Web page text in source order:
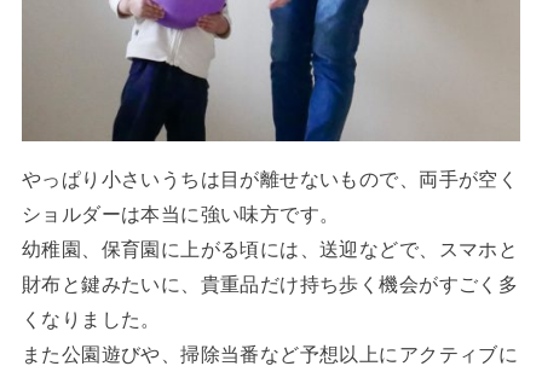
やっぱり小さいうちは目が離せないもので、両手が空く
ショルダーは本当に強い味方です。
幼稚園、保育園に上がる頃には、送迎などで、スマホと
財布と鍵みたいに、貴重品だけ持ち歩く機会がすごく多
くなりました。
また公園遊びや、掃除当番など予想以上にアクティブに